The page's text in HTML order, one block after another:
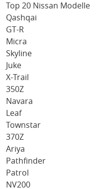
Top 20 Nissan Modelle
Qashqai
GT-R
Micra
Skyline
Juke
X-Trail
350Z
Navara
Leaf
Townstar
370Z
Ariya
Pathfinder
Patrol
NV200